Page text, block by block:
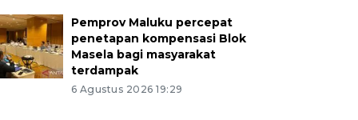
Pemprov Maluku percepat
penetapan kompensasi Blok
Masela bagi masyarakat
terdampak
6 Agustus 2026 19:29